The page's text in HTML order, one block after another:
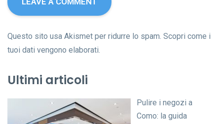
Questo sito usa Akismet per ridurre lo spam. Scopri come i
tuoi dati vengono elaborati.
Ultimi articoli
Pulire i negozi a
Como: la guida